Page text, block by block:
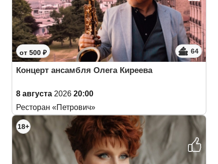
от 500 ₽ 64
Концерт ансамбля Олега Киреева
8 августа 2026 20:00
Ресторан «Петрович»
18+